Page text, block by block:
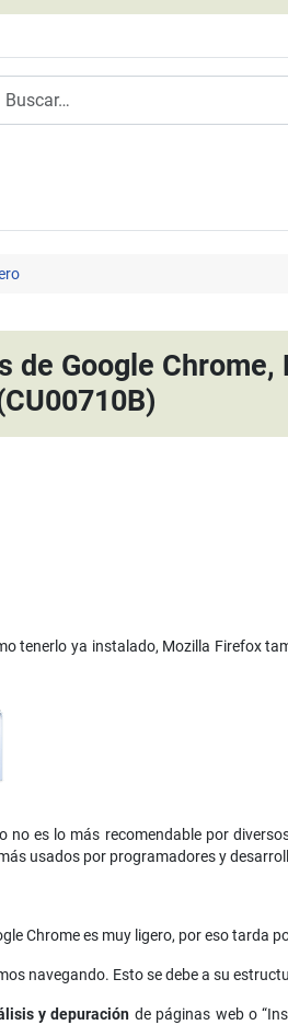
de Google Chrome,
tenerlo ya instalado, Mozilla Firefox
es lo más recomendable por
usados por programadores y
Chrome es muy ligero, por eso tarda
navegando. Esto se debe a su
y depuración de páginas web o